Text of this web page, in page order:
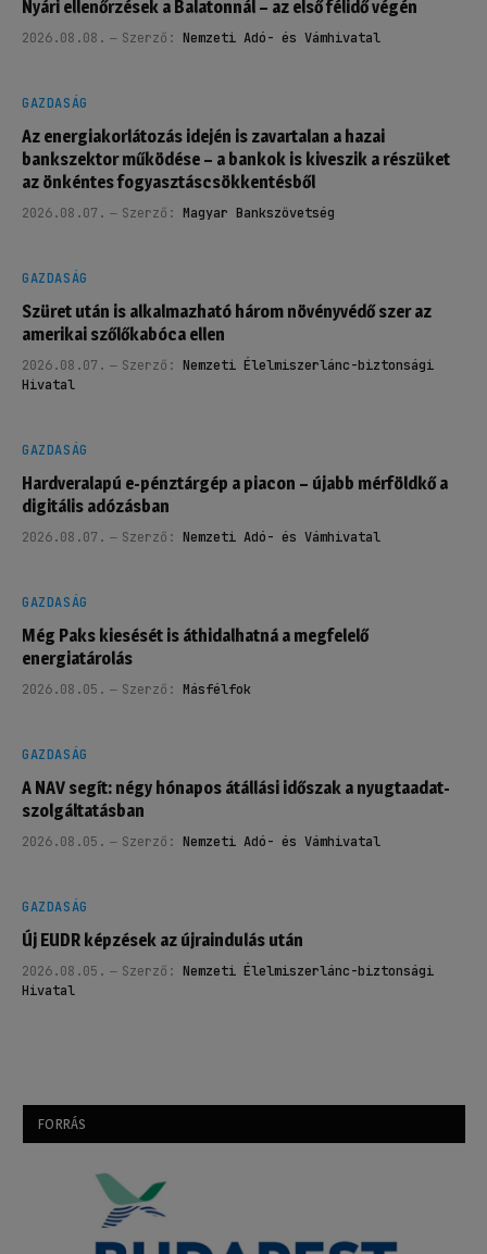
Nyári ellenőrzések a Balatonnál – az első félidő végén
2026.08.08. Szerző: Nemzeti Adó- és Vámhivatal
GAZDASÁG
Az energiakorlátozás idején is zavartalan a hazai
bankszektor működése – a bankok is kiveszik a részüket
az önkéntes fogyasztáscsökkentésből
2026.08.07. Szerző: Magyar Bankszövetség
GAZDASÁG
Szüret után is alkalmazható három növényvédő szer az
amerikai szőlőkabóca ellen
2026.08.07. Szerző: Nemzeti Élelmiszerlánc-biztonsági
Hivatal
GAZDASÁG
Hardveralapú e-pénztárgép a piacon – újabb mérföldkő a
digitális adózásban
2026.08.07. Szerző: Nemzeti Adó- és Vámhivatal
GAZDASÁG
Még Paks kiesését is áthidalhatná a megfelelő
energiatárolás
2026.08.05. Szerző: Másfélfok
GAZDASÁG
A NAV segít: négy hónapos átállási időszak a nyugtaadat-
szolgáltatásban
2026.08.05. Szerző: Nemzeti Adó- és Vámhivatal
GAZDASÁG
Új EUDR képzések az újraindulás után
2026.08.05. Szerző: Nemzeti Élelmiszerlánc-biztonsági
Hivatal
FORRÁS